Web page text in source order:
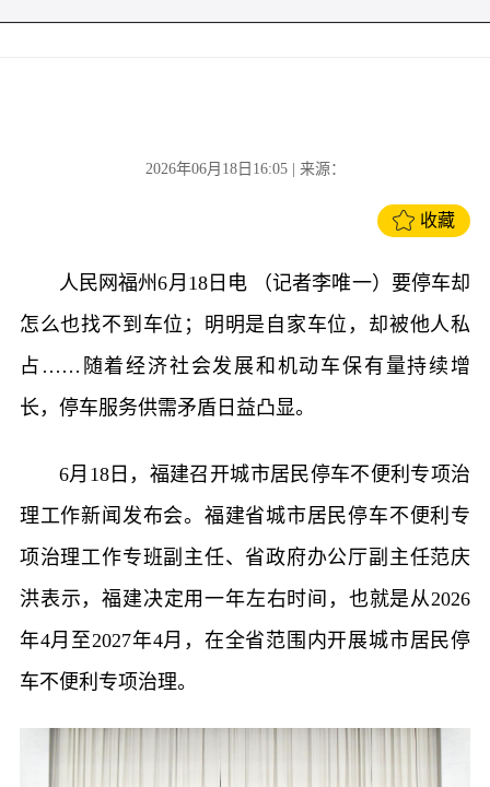
2026年06月18日16:05| 来源：
收藏
人民网福州6月18日电 （记者李唯一）要停车却
怎么也找不到车位；明明是自家车位，却被他人私
占……随着经济社会发展和机动车保有量持续增
长，停车服务供需矛盾日益凸显。
6月18日，福建召开城市居民停车不便利专项治
理工作新闻发布会。福建省城市居民停车不便利专
项治理工作专班副主任、省政府办公厅副主任范庆
洪表示，福建决定用一年左右时间，也就是从2026
年4月至2027年4月，在全省范围内开展城市居民停
车不便利专项治理。